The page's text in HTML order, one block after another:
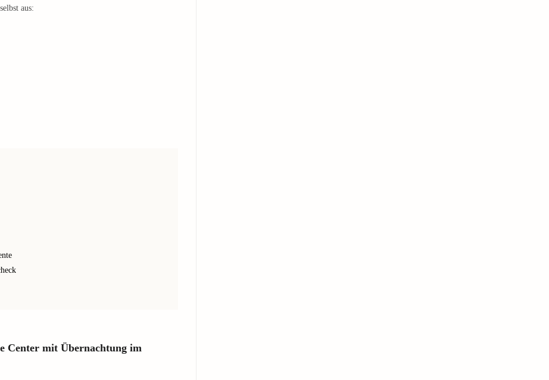
aus:
Center mit Übernachtung im